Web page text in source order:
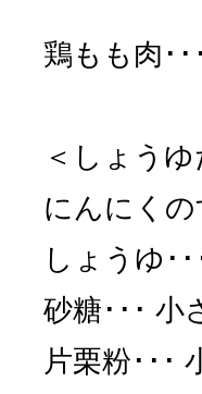
鶏もも肉
＜しょうゆ
にんにく
しょうゆ
砂糖
小
片栗粉